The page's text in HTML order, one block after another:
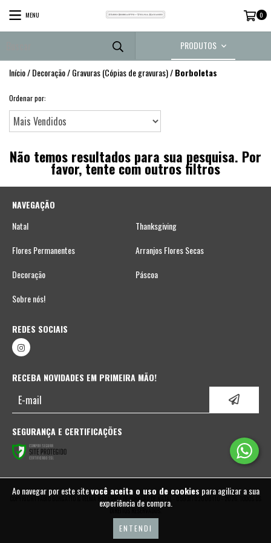
Ao navegar por este sitevocê aceita o uso de cookies para agilizar a sua
experiência de compra.
ENTENDI
MENU 0
PRODUTOS
Início/Decoração/Gravuras (Cópias de gravuras)/Borboletas
Ordenar por:
Não temos resultados para sua pesquisa. Por
favor, tente com outros filtros
NAVEGAÇÃO
Natal
Thanksgiving
Flores Permanentes
Arranjos Flores Secas
Decoração
Páscoa
Sobre nós!
REDES SOCIAIS
RECEBA NOVIDADES EM PRIMEIRA MÃO!
SEGURANÇA E CERTIFICAÇÕES
COPYRIGHT FABIO BORGATTO & TELMA HAYASHI | DECORAÇÃO DE NATAL - 05937702000110 - 2026. TODOS OS
DIREITOS RESERVADOS.